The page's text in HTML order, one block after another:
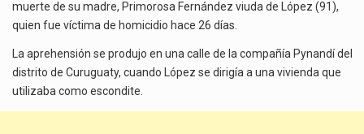
muerte de su madre, Primorosa Fernández viuda de López (91),
quien fue víctima de homicidio hace 26 días.
La aprehensión se produjo en una calle de la compañía Pynandí del
distrito de Curuguaty, cuando López se dirigía a una vivienda que
utilizaba como escondite.